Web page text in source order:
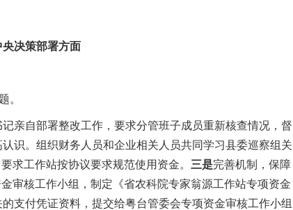
决策部署方面
。
亲自部署整改工作，要求分管班子成员重新核查情况，督
识。组织财务人员和企业相关人员共同学习县委巡察组关
求工作站按协议要求规范使用资金。 三是完善机制，保障
审核工作小组，制定《省农科院专家翁源工作站专项资金
支付凭证资料，提交给粤台管委会专项资金审核工作小组